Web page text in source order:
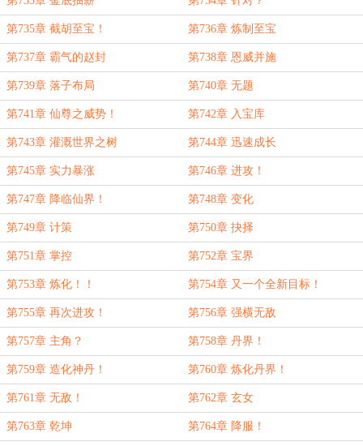
第735章 截胡至宝！ 第736章 炼制至宝
第737章 霸气的赵封 第738章 恩威并施
第739章 落子布局 第740章 无题
第741章 仙尊之威势！ 第742章 入宝库
第743章 灌溉世界之树 第744章 迅速成长
第745章 实力暴涨 第746章 进攻！
第747章 降临仙界！ 第748章 变化
第749章 计策 第750章 抉择
第751章 掌控 第752章 宝界
第753章 炼化！！ 第754章 又一个全新目标！
第755章 再次进攻！ 第756章 强横无敌
第757章 主角？ 第758章 丹界！
第759章 造化神丹！ 第760章 炼化丹界！
第761章 无敌！ 第762章 玄女
第763章 乾坤 第764章 降服！